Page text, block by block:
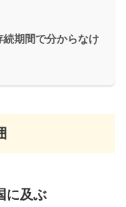
期間で分からなけ
に及ぶ